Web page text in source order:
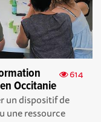
614
Occitanie
un dispositif de
une ressource